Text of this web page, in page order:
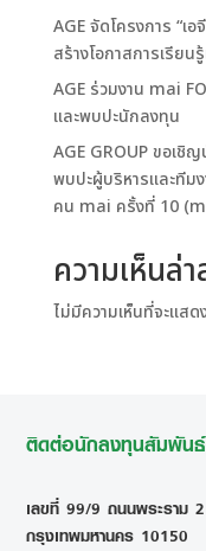
AGE จัดโครงการ “เ
สร้างโอกาสการเรียน
AGE ร่วมงาน mai
และพบปะนักลงทุน
AGE GROUP ขอเชิ
พบปะผู้บริหารและทีม
คน mai ครั้งที่ 10
ความเห็นล่
ไม่มีความเห็นที่จะแสด
ติดต่อนักลงทุนสัมพันธ์
เลขที่ 99/9 ถนนพระราม
กรุงเทพมหานคร 10150